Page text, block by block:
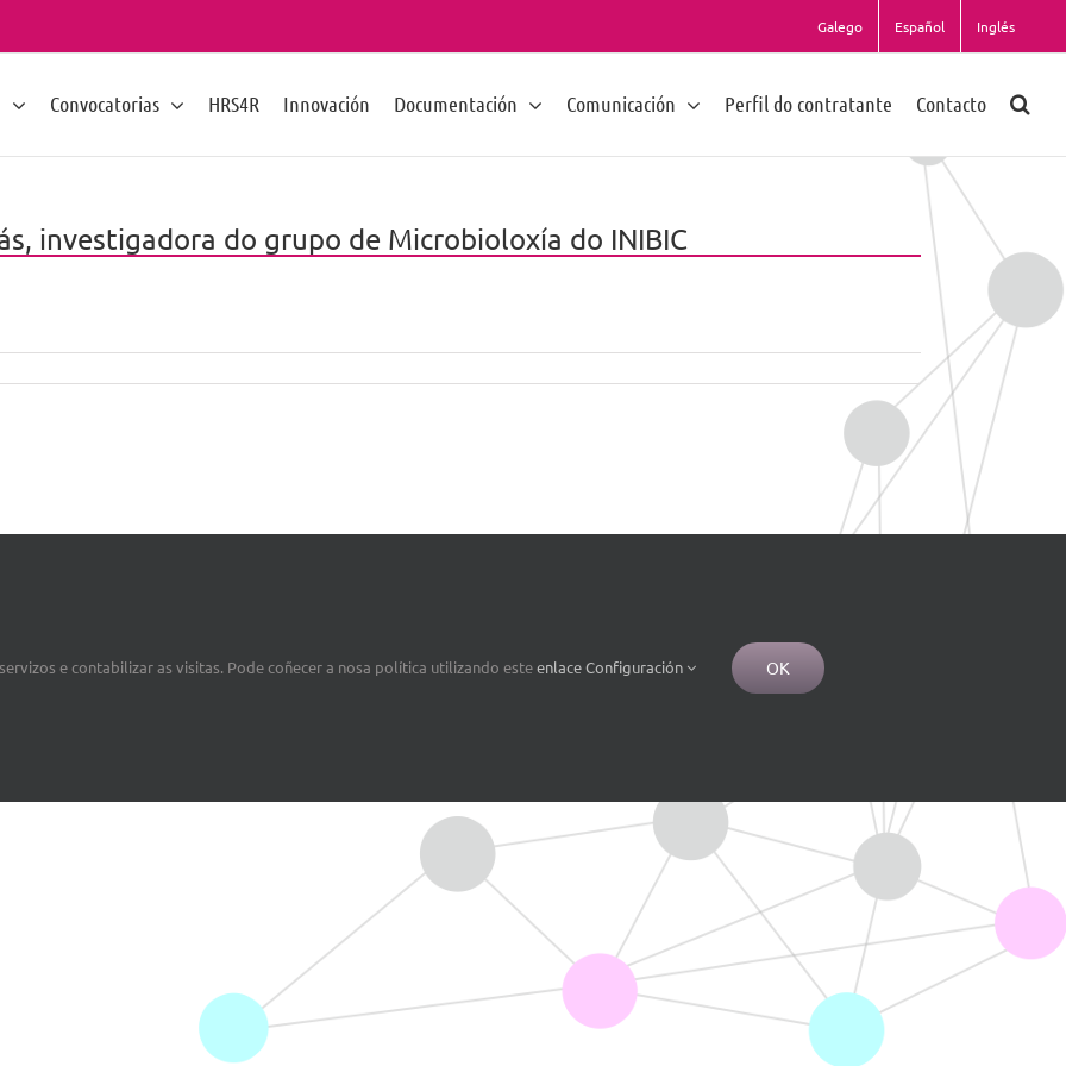
Galego Español Inglés
Convocatorias HRS4R Innovación Documentación Comunicación Perfil do contratante Contacto
investigadora do grupo de Microbioloxía do INIBIC
e contabilizar as visitas. Pode coñecer a nosa política utilizando esteenlaceConfiguración OK